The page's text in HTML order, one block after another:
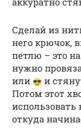
Сделай из
него крючок,
петлю – это
нужно
или
и
Потом этот
использовать
откуда